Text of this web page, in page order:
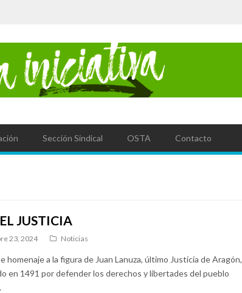
Sección Sindical OSTA Contacto
JUSTICIA
23, 2024 Noticias
homenaje a la figura de Juan Lanuza, último Justicia de Aragón,
en 1491 por defender los derechos y libertades del pueblo